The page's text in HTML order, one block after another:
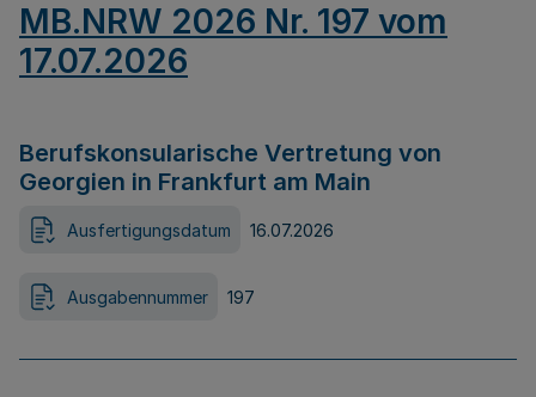
MB.NRW 2026 Nr. 197 vom
17.07.2026
Berufskonsularische Vertretung von
Georgien in Frankfurt am Main
Ausfertigungsdatum 16.07.2026
Ausgabennummer 197